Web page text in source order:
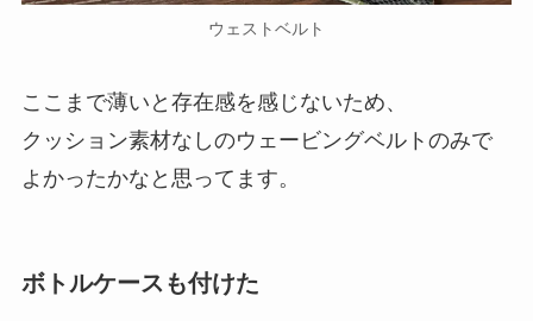
ウェストベルト
ここまで薄いと存在感を感じないため、
クッション素材なしのウェービングベルトのみで
よかったかなと思ってます。
ボトルケースも付けた